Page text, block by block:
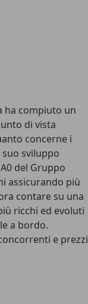
ha compiuto un
di vista
concerne i
sviluppo
del Gruppo
assicurando più
contare su una
ricchi ed evoluti
a bordo.
e prezzi